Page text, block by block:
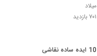
میلاد
۷۰۱ بازدید
10 ایده ساده نقاشی